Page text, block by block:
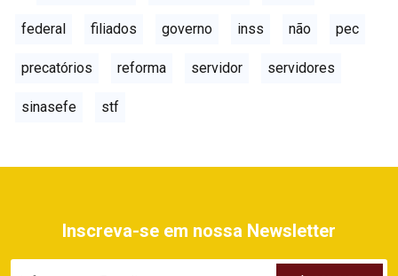
federal filiados governo inss não pec
precatórios reforma servidor servidores
sinasefe stf
Inscreva-se em nossa Newsletter